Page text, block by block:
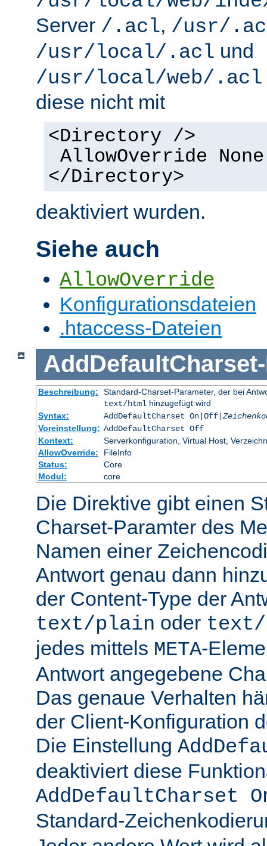
Server /.acl, /usr/
/usr/local/.acl und
/usr/local/web/.acl
diese nicht mit
<Directory />
AllowOverride None
</Directory>
deaktiviert wurden.
Siehe auch
AllowOverride
Konfigurationsdateien
.htaccess-Dateien
AddDefaultCharset-
Beschreibung:
Standard-Charset-Parameter, der bei
text/html hinzugefügt wird
Syntax:
AddDefaultCharset On|Off|
Voreinstellung: AddDefaultCharset Off
Kontext:
Serverkonfiguration, Virtual Host,
AllowOverride:
FileInfo
Status:
Core
Modul:
core
Die Direktive gibt einen
Charset-Paramter des
Namen einer
Antwort genau dann
der Content-Type der
text/plain oder text/
jedes mittels META-
Antwort angegebene
Das genaue Verhalten
der Client-Konfiguration
Die Einstellung
deaktiviert diese
AddDefaultCharset
Standard-